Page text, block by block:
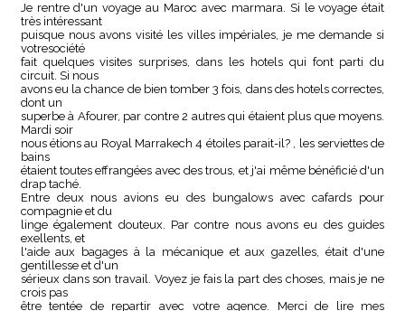
Je rentre d'un voyage au Maroc avec marmara. Si le voyage était
très intéressant
puisque nous avons visité les villes impériales, je me demande si
votresociété
fait quelques visites surprises, dans les hotels qui font parti du
circuit. Si nous
avons eu la chance de bien tomber 3 fois, dans des hotels correctes,
dont un
superbe à Afourer, par contre 2 autres qui étaient plus que moyens.
Mardi soir
nous étions au Royal Marrakech 4 étoiles parait-il? , les serviettes de
bains
étaient toutes effrangées avec des trous, et j'ai même bénéficié d'un
drap taché.
Entre deux nous avions eu des bungalows avec cafards pour
compagnie et du
linge également douteux. Par contre nous avons eu des guides
exellents, et
l'aide aux bagages à la mécanique et aux gazelles, était d'une
gentillesse et d'un
sérieux dans son travail. Voyez je fais la part des choses, mais je ne
crois pas
être tentée de repartir avec votre agence. Merci de lire mes